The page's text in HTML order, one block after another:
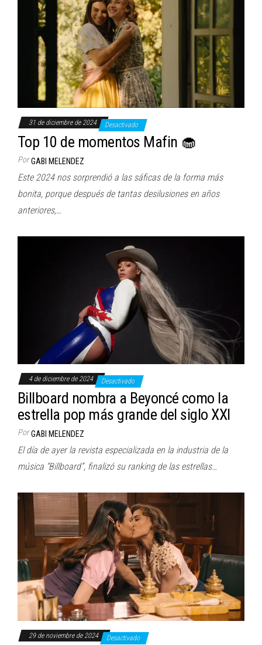
31 de diciembre de 2024 Desactivado
Top 10 de momentos Mafin 🧁
Por GABI MELENDEZ
Este 2024 nos sorprendió a las sáficas de la forma más
bonita, porque después de tantas desilusiones en años
anteriores,…
4 de diciembre de 2024 Desactivado
Billboard nombra a Beyoncé como la
estrella pop más grande del siglo XXI
Por GABI MELENDEZ
El día de ayer la revista especializada en la industria de la
música “Billboard”, finalizó su ranking de las estrellas…
29 de noviembre de 2024 Desactivado